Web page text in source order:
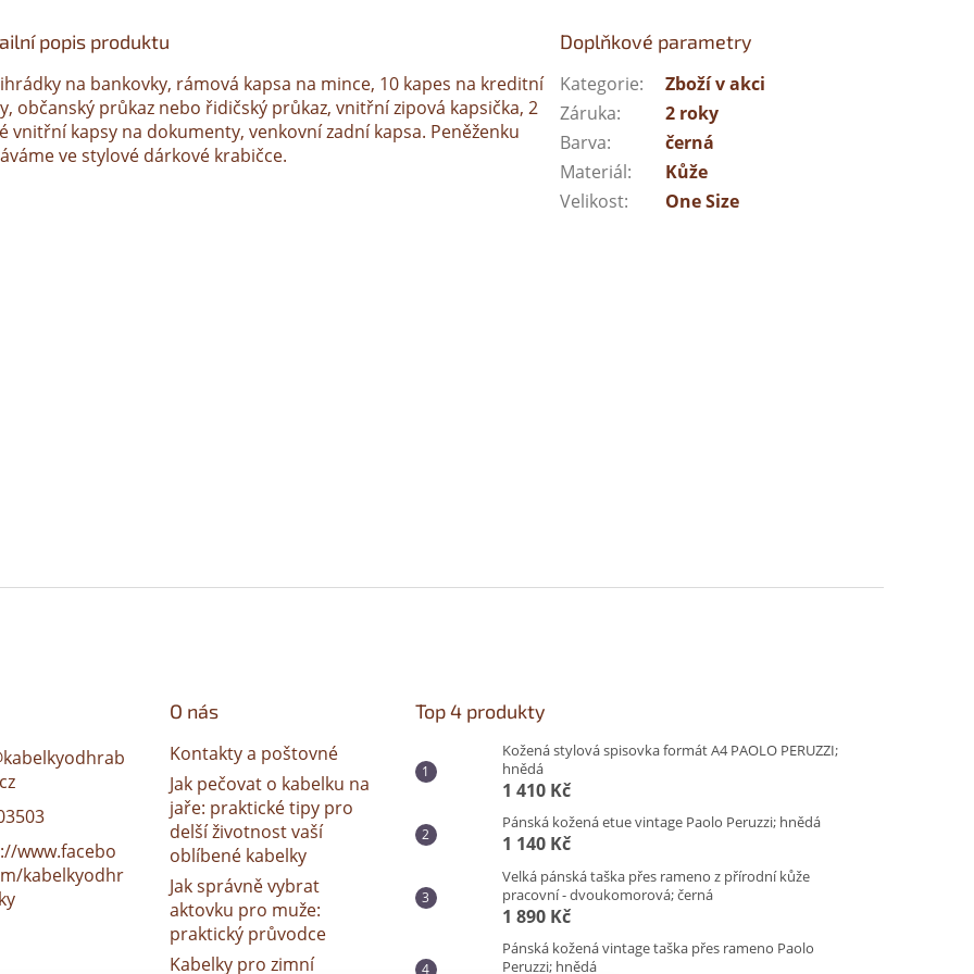
popis produktu
na bankovky, rámová kapsa na mince, 10 kapes na kreditní
občanský průkaz nebo řidičský průkaz, vnitřní zipová kapsička, 2
vnitřní kapsy na dokumenty, venkovní zadní kapsa. Peněženku
ve stylové dárkové krabičce.
Doplňkové parametry
Kategorie:
Zboží v akci
Záruka:
2 roky
Barva:
černá
Materiál:
Kůže
Velikost: One Size
kabelkyodhrab
www.facebo
kabelkyodhr
O nás
Kontakty a poštovné
Jak pečovat o kabelku na
jaře: praktické tipy pro
delší životnost vaší
oblíbené kabelky
Jak správně vybrat
aktovku pro muže:
praktický průvodce
Kabelky pro zimní
Top 4 produkty
Kožená stylová spisovka formát A4 PAOLO PERUZZI;
hnědá
1 410 Kč
Pánská kožená etue vintage Paolo Peruzzi; hnědá
1 140 Kč
Velká pánská taška přes rameno z přírodní kůže
pracovní - dvoukomorová; černá
1 890 Kč
Pánská kožená vintage taška přes rameno Paolo
Peruzzi; hnědá